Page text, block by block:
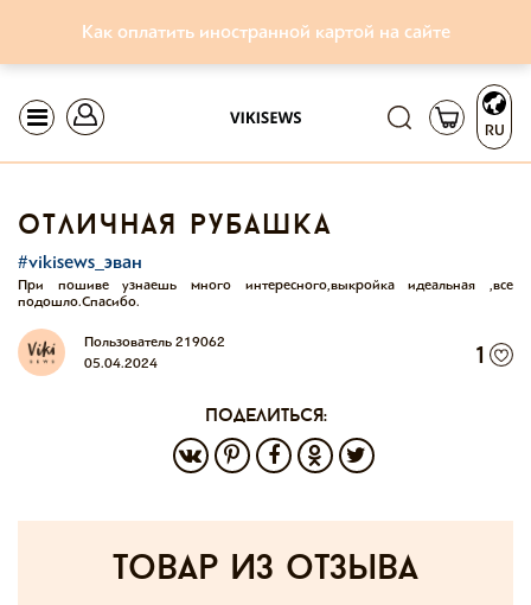
Как оплатить иностранной картой на сайте
RU
отличная рубашка
#vikisews_эван
При пошиве узнаешь много интересного,выкройка идеальная ,все
подошло.Спасибо.
Пользователь 219062
05.04.2024
1
поделиться:
товар из отзыва